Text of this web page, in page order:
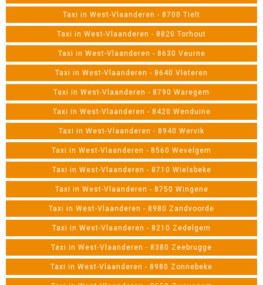
Taxi in West-Vlaanderen - 8700 Tielt
Taxi in West-Vlaanderen - 8820 Torhout
Taxi in West-Vlaanderen - 8630 Veurne
Taxi in West-Vlaanderen - 8640 Vleteren
Taxi in West-Vlaanderen - 8790 Waregem
Taxi in West-Vlaanderen - 8420 Wenduine
Taxi in West-Vlaanderen - 8940 Wervik
Taxi in West-Vlaanderen - 8560 Wevelgem
Taxi in West-Vlaanderen - 8710 Wielsbeke
Taxi in West-Vlaanderen - 8750 Wingene
Taxi in West-Vlaanderen - 8980 Zandvoorde
Taxi in West-Vlaanderen - 8210 Zedelgem
Taxi in West-Vlaanderen - 8380 Zeebrugge
Taxi in West-Vlaanderen - 8980 Zonnebeke